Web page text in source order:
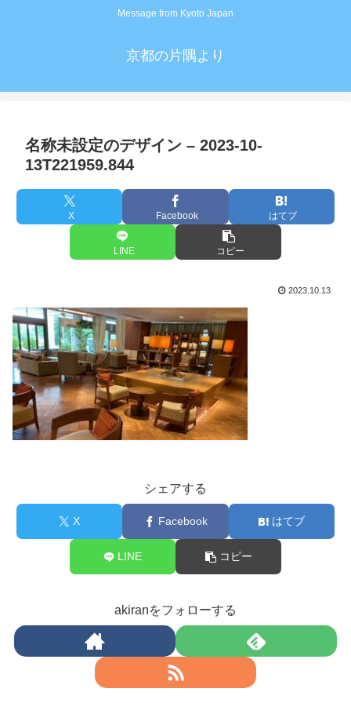
Message from Kyoto Japan
京都の片隅より
名称未設定のデザイン – 2023-10-
13T221959.844
X Facebook はてブ
LINE コピー
2023.10.13
シェアする
X Facebook はてブ
LINE コピー
akiranをフォローする